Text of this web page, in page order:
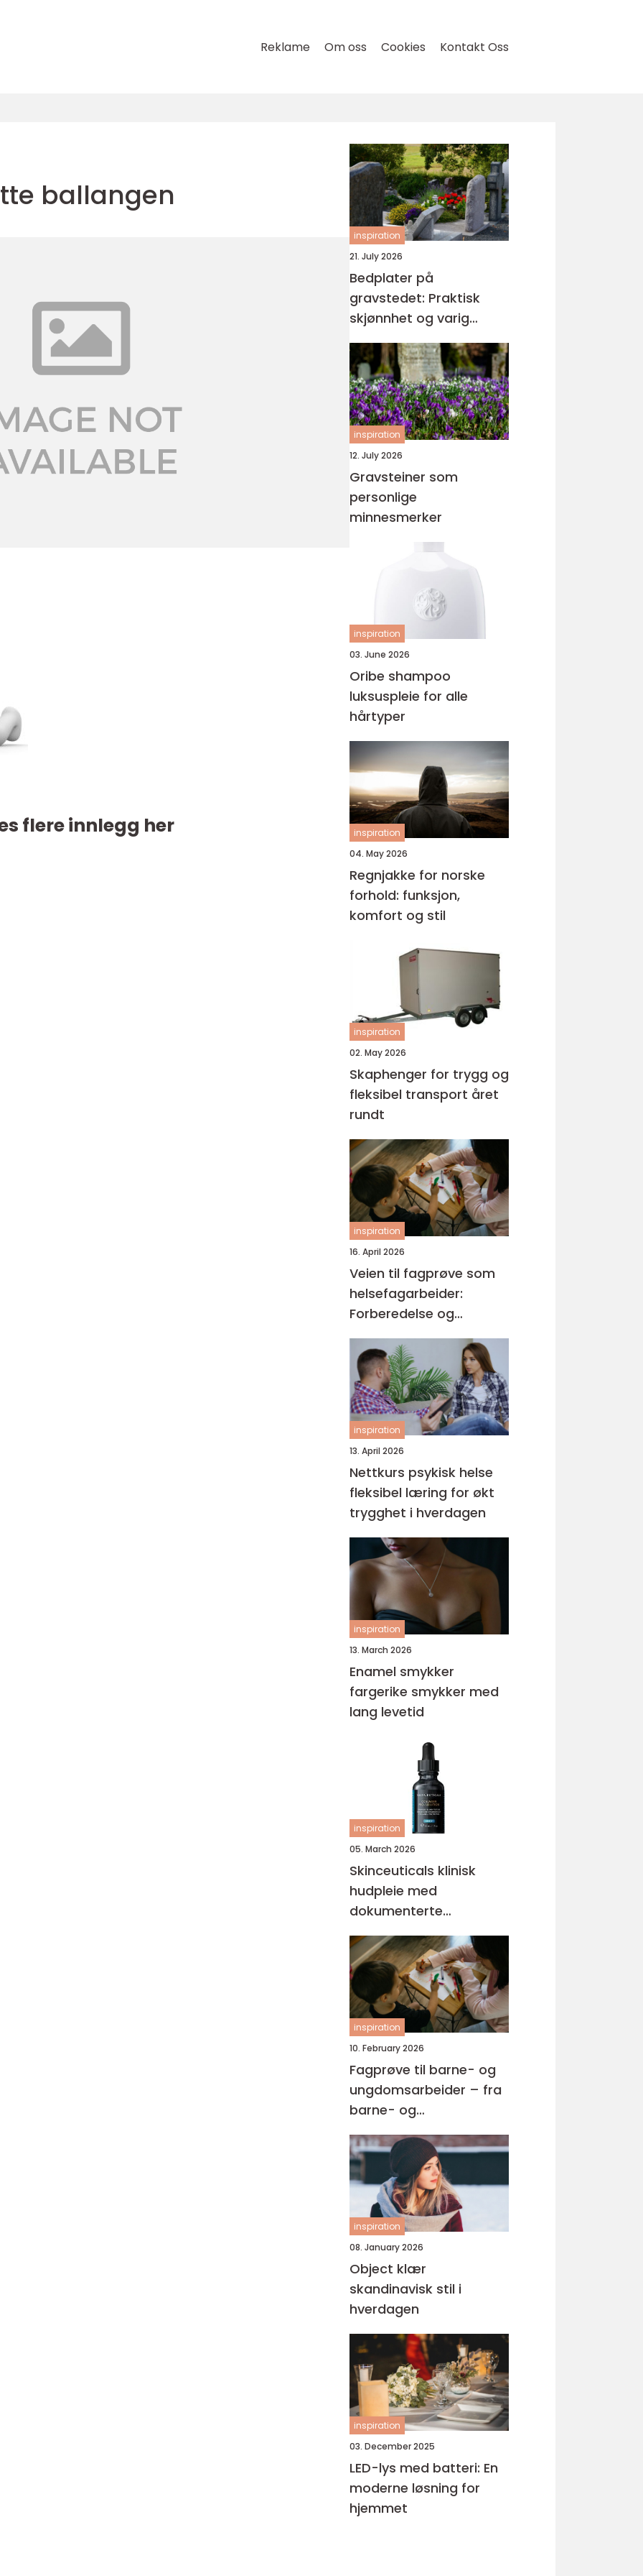
Reklame Om oss Cookies Kontakt Oss
ballangen
flere innlegg her
inspiration
21. July 2026
Bedplater på
gravstedet: Praktisk
skjønnhet og varig
orden
inspiration
12. July 2026
Gravsteiner som
personlige
minnesmerker
inspiration
03. June 2026
Oribe shampoo
luksuspleie for alle
hårtyper
inspiration
04. May 2026
Regnjakke for norske
forhold: funksjon,
komfort og stil
inspiration
02. May 2026
Skaphenger for trygg og
fleksibel transport året
rundt
inspiration
16. April 2026
Veien til fagprøve som
helsefagarbeider:
Forberedelse og
kompetansemål
inspiration
13. April 2026
Nettkurs psykisk helse
fleksibel læring for økt
trygghet i hverdagen
inspiration
13. March 2026
Enamel smykker
fargerike smykker med
lang levetid
inspiration
05. March 2026
Skinceuticals klinisk
hudpleie med
dokumenterte
resultater
inspiration
10. February 2026
Fagprøve til barne- og
ungdomsarbeider – fra
barne- og
ungdsomarbeiderfaget
VG2 til fagbrev
inspiration
08. January 2026
Object klær
skandinavisk stil i
hverdagen
inspiration
03. December 2025
LED-lys med batteri: En
moderne løsning for
hjemmet